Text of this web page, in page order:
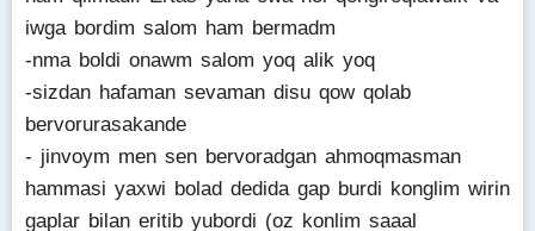
iwga bordim salom ham bermadm
-nma boldi onawm salom yoq alik yoq
-sizdan hafaman sevaman disu qow qolab
bervorurasakande
- jinvoym men sen bervoradgan ahmoqmasman
hammasi yaxwi bolad dedida gap burdi konglim wirin
gaplar bilan eritib yubordi (oz konlim saaal